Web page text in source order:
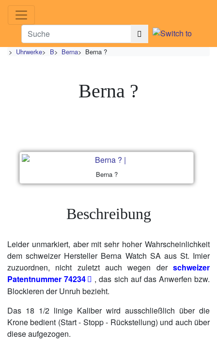
> Uhrwerke> B> Berna> Berna ?
Berna ?
Berna ?
Beschreibung
Leider unmarkiert, aber mit sehr hoher Wahrscheinlichkeit
dem schweizer Hersteller Berna Watch SA aus St. Imier
zuzuordnen, nicht zuletzt auch wegen der schweizer
Patentnummer 74234
, das sich auf das Anwerfen bzw.
Blockieren der Unruh bezieht.
Das 18 1/2 linige Kaliber wird ausschließlich über die
Krone bedient (Start - Stopp - Rückstellung) und auch über
diese aufgezogen.